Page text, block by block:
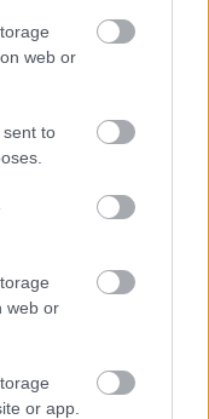
web or
to
web or
or app.
Ρίο!